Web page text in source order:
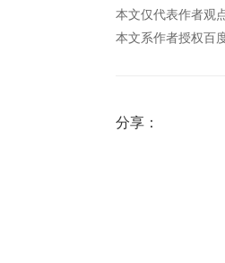
本文仅代表作者观
本文系作者授权百
分享：